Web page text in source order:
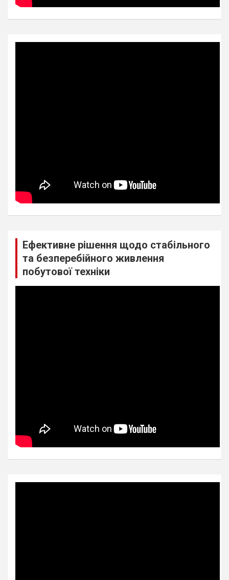
Ефективне рішення щодо стабільного
та безперебійного живлення
побутової техніки